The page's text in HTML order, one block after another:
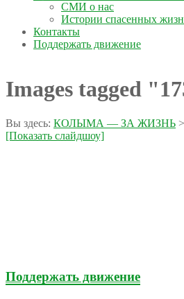
СМИ о нас
Истории спасенных
Контакты
Поддержать движение
Images tagged
Вы здесь: КОЛЫМА — ЗА ЖИЗНЬ >
[Показать слайдшоу]
Поддержать движение